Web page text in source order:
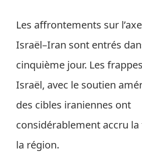
Les affrontements sur
Israël–Iran sont entrés
cinquième jour. Les
Israël, avec le soutien
des cibles iraniennes ont
considérablement accru
la région.